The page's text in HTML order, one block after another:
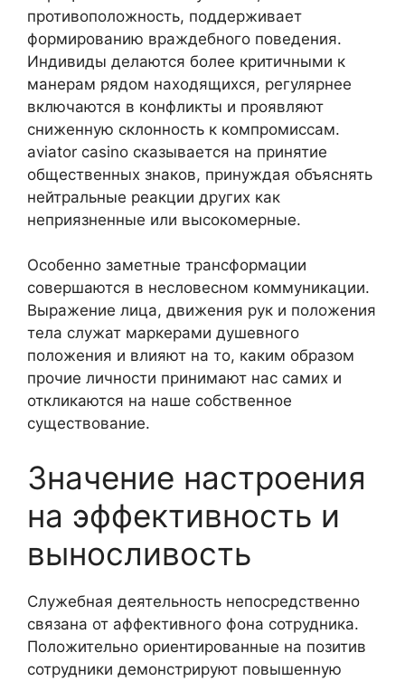
противоположность, поддерживает
формированию враждебного поведения.
Индивиды делаются более критичными к
манерам рядом находящихся, регулярнее
включаются в конфликты и проявляют
сниженную склонность к компромиссам.
aviator casino сказывается на принятие
общественных знаков, принуждая объяснять
нейтральные реакции других как
неприязненные или высокомерные.
Особенно заметные трансформации
совершаются в несловесном коммуникации.
Выражение лица, движения рук и положения
тела служат маркерами душевного
положения и влияют на то, каким образом
прочие личности принимают нас самих и
откликаются на наше собственное
существование.
Значение настроения
на эффективность и
выносливость
Служебная деятельность непосредственно
связана от аффективного фона сотрудника.
Положительно ориентированные на позитив
сотрудники демонстрируют повышенную